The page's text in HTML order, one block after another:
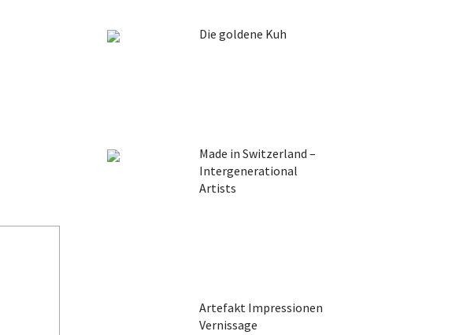
Die goldene Kuh
Made in Switzerland –
Intergenerational
Artists
Artefakt Impressionen
Vernissage